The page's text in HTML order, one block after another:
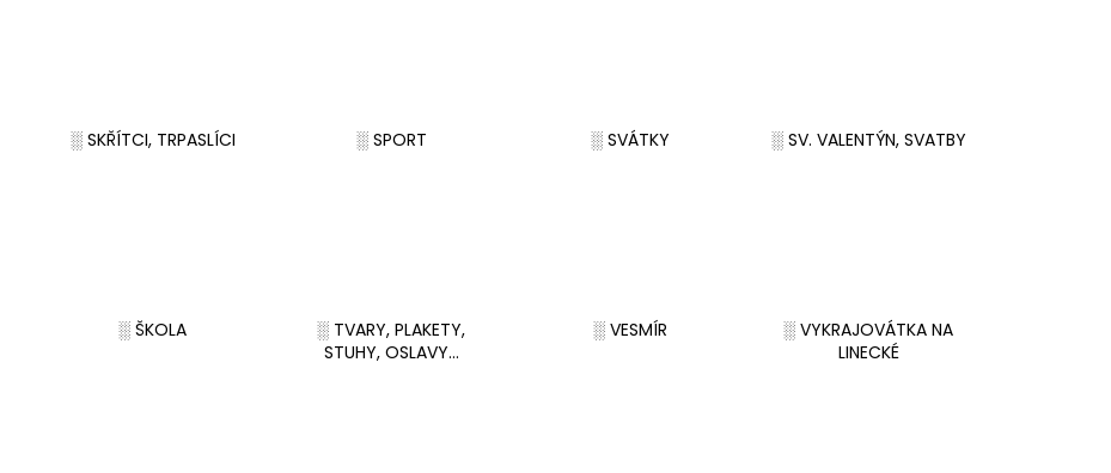
░ SKŘÍTCI, TRPASLÍCI ░ SPORT ░ SVÁTKY ░ SV. VALENTÝN, SVATBY
░ ŠKOLA
░ TVARY, PLAKETY,
STUHY, OSLAVY...
░ VESMÍR
░ VYKRAJOVÁTKA NA
LINECKÉ